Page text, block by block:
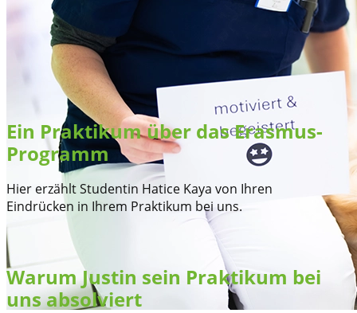
Ein Praktikum über das Erasmus-
Programm
Hier erzählt Studentin Hatice Kaya von Ihren
Eindrücken in Ihrem Praktikum bei uns.
Warum Justin sein Praktikum bei
uns absolviert